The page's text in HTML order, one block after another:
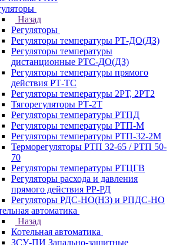
Назад
Регуляторы
Регуляторы температуры РТ-ДО(ДЗ)
Регуляторы температуры
дистанционные РТС-ДО(ДЗ)
Регуляторы температуры прямого
действия РТ-ТС
Регуляторы температуры 2РТ, 2РT2
Тягорегуляторы РТ-2Т
Регуляторы температуры РТПД
Регуляторы температуры РТП-M
Регуляторы температуры РТП-32-2М
Терморегуляторы РТП 32-65 / РТП 50-
70
Регуляторы температуры РТЦГВ
Регуляторы расхода и давления
прямого действия РР-РД
Регуляторы РДС-НО(НЗ) и РПДС-НО
автоматика
Назад
Котельная автоматика
ЗСУ-ПИ Запально-защитные